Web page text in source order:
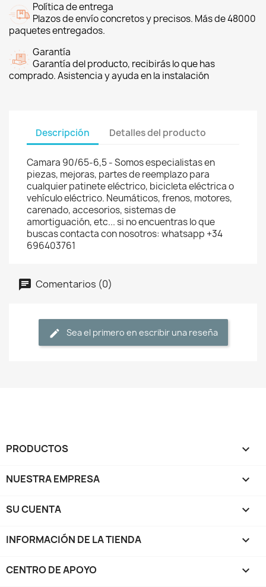
Política de entrega
Plazos de envío concretos y precisos. Más de 48000
paquetes entregados.
Garantía
Garantía del producto, recibirás lo que has
comprado. Asistencia y ayuda en la instalación
Descripción Detalles del producto
Camara 90/65-6,5 - Somos especialistas en
piezas, mejoras, partes de reemplazo para
cualquier patinete eléctrico, bicicleta eléctrica o
vehículo eléctrico. Neumáticos, frenos, motores,
carenado, accesorios, sistemas de
amortiguación, etc... si no encuentras lo que
buscas contacta con nosotros: whatsapp +34
696403761
Comentarios (0)
Sea el primero en escribir una reseña
PRODUCTOS 
NUESTRA EMPRESA 
SU CUENTA 
INFORMACIÓN DE LA TIENDA keyboard_arrow_down
CENTRO DE APOYO 